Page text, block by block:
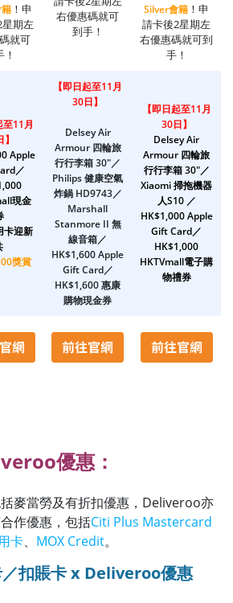
！申
期左
就可
右優惠碼就可
到手！
Silver會籍 ！申
請卡後2星期左
右優惠碼就可到
手！
至11月
Apple
／
0
現金
卡迎新
獎賞
【即日起至11月
30日】
Delsey Air
Armour 四輪旅
行行李箱 30"／
Philips 健康空氣
炸鍋 HD9743／
Marshall
Stanmore II 無
線音箱／
HK$1,600 Apple
Gift Card／
HK$1,600 惠康
購物現金券
【即日起至11月
30日】
Delsey Air
Armour 四輪旅
行行李箱 30"／
Xiaomi 掃拖機器
人S10 ／
HK$1,000 Apple
Gift Card／
HK$1,000
HKTVmall電子購
物禮券
優惠：
麥當勞及有折扣優惠，Deliveroo亦
作優惠，包括Citi Plus Mastercard
卡、 MOX Credit。
扣賬卡 x Deliveroo優惠